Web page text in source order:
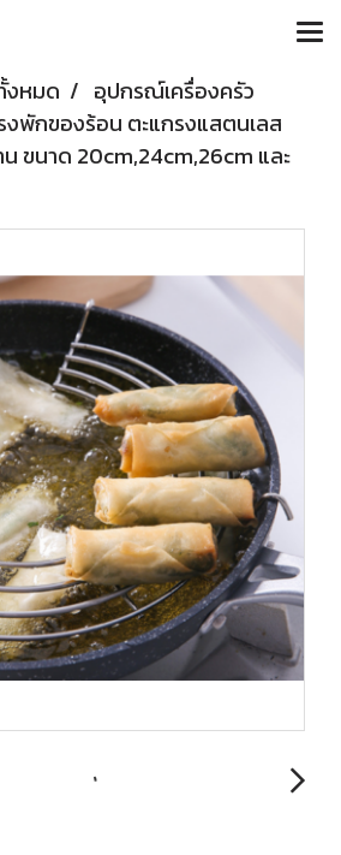
งหมด
อุปกรณ์เครื่องครัว
พักของร้อน ตะแกรงแสตนเลส
ขนาด 20cm,24cm,26cm และ